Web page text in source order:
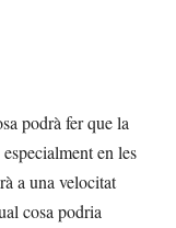
podrà fer que la
en les
a una velocitat
cosa podria